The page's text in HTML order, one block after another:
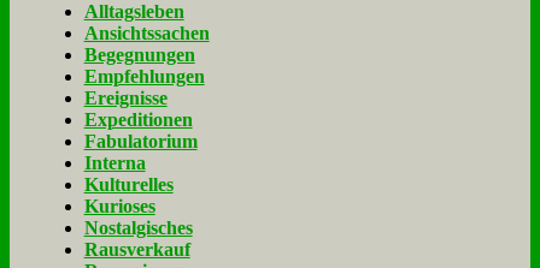
Alltagsleben
Ansichtssachen
Begegnungen
Empfehlungen
Ereignisse
Expeditionen
Fabulatorium
Interna
Kulturelles
Kurioses
Nostalgisches
Rausverkauf